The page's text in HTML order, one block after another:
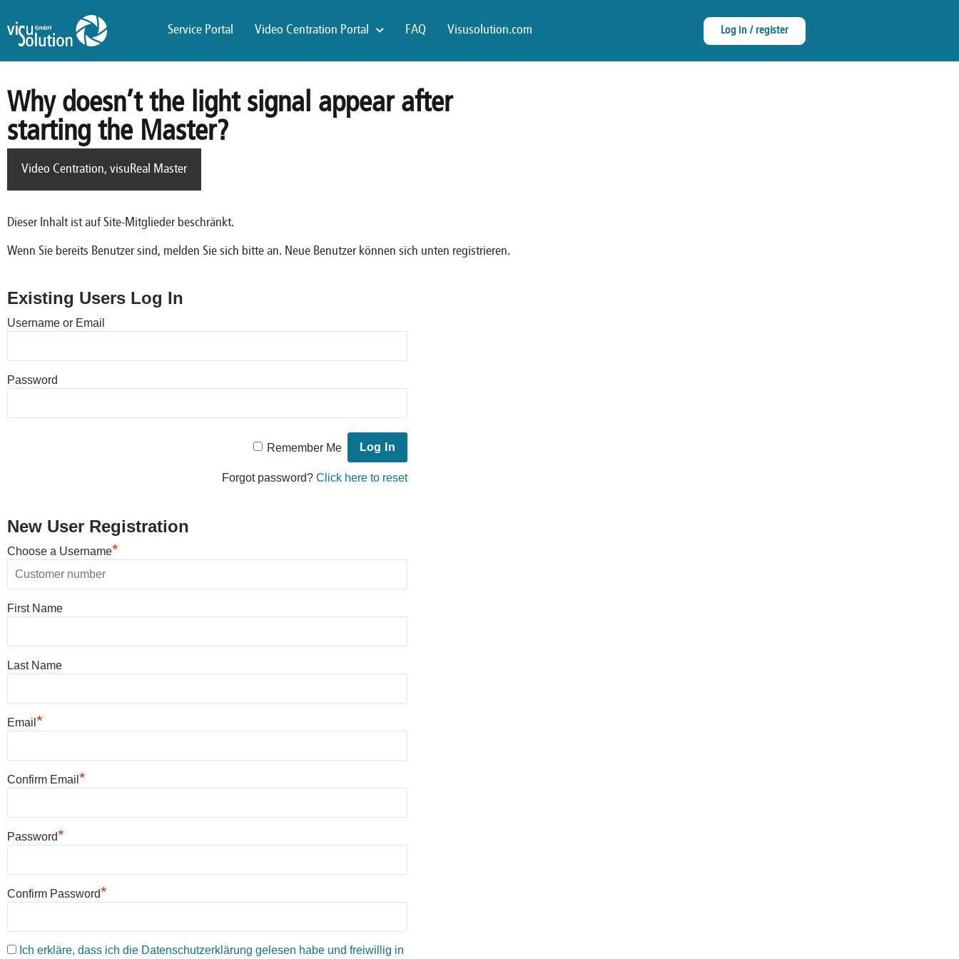
Service Portal Video Centration Portal FAQ Visusolution.com Log in / register
Why doesn’t the light signal appear after
starting the Master?
Video Centration, visuReal Master
Dieser Inhalt ist auf Site-Mitglieder beschränkt.
Wenn Sie bereits Benutzer sind, melden Sie sich bitte an. Neue Benutzer können sich unten registrieren.
Existing Users Log In
Username or Email
Password
Remember Me
Forgot password? Click here to reset
New User Registration
Choose a Username*
First Name
Last Name
Email *
Confirm Email *
Password*
Confirm Password*
Ich erkläre, dass ich die Datenschutzerklärung gelesen habe und freiwillig in